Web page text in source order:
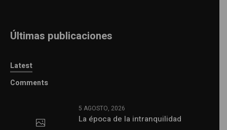
Últimas publicaciones
Latest
Comments
5 AGOSTO, 2026
La época de la intranquilidad